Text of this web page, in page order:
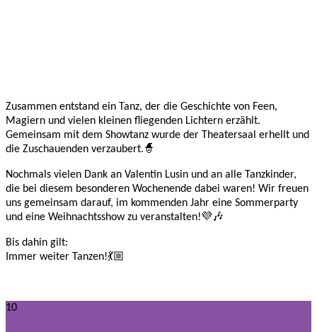
Zusammen entstand ein Tanz, der die Geschichte von Feen,
Magiern und vielen kleinen fliegenden Lichtern erzählt.
Gemeinsam mit dem Showtanz wurde der Theatersaal erhellt und
die Zuschauenden verzaubert.🧙
Nochmals vielen Dank an Valentin Lusin und an alle Tanzkinder,
die bei diesem besonderen Wochenende dabei waren! Wir freuen
uns gemeinsam darauf, im kommenden Jahr eine Sommerparty
und eine Weihnachtsshow zu veranstalten!💜🎶
Bis dahin gilt:
Immer weiter Tanzen!💃🏼
10